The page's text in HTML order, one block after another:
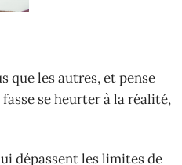
que les autres, et pense
se heurter à la réalité,
dépassent les limites de